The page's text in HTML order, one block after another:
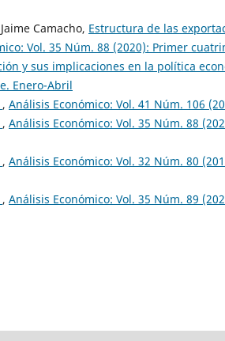
Camacho, Estructura de las
Vol. 35 Núm. 88 (2020): Primer
y sus implicaciones en la política
Enero-Abril
, Análisis Económico: Vol. 41 Núm. 106
, Análisis Económico: Vol. 35 Núm. 88
, Análisis Económico: Vol. 32 Núm. 80
, Análisis Económico: Vol. 35 Núm. 89